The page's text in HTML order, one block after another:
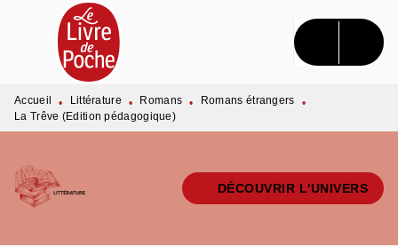
MENU RECHERCHE CONTENU
PIED DE PAGE
Accueil • Littérature • Romans • Romans étrangers
•
La Trêve (Edition pédagogique)
DÉCOUVRIR L'UNIVERS